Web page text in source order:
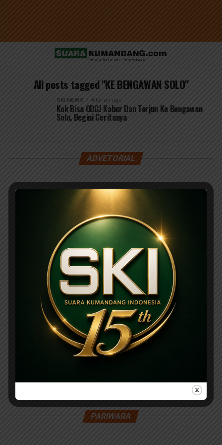
All posts tagged "KE BENGAWAN SOLO"
SKI NEWS 4 tahun ago
Kok Bisa ODGJ Kabur Dan Terjun Ke Bengawan
Solo, Begini Ceritanya
ADVETORIAL
PARIWARA